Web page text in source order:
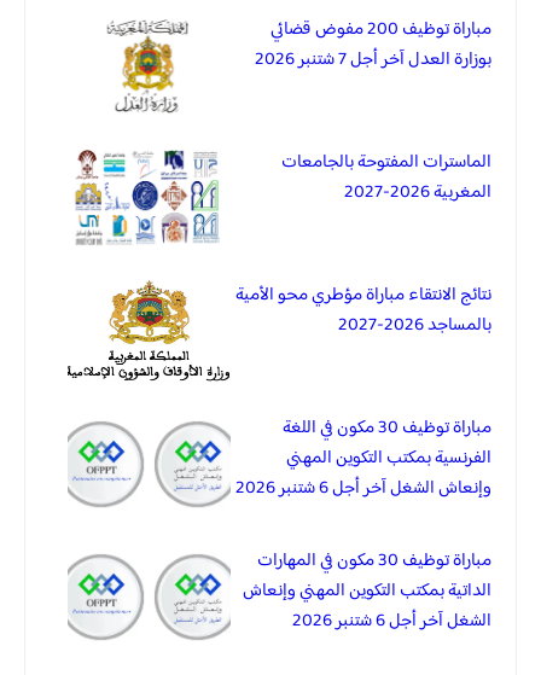
مباراة توظيف 200 مفوض قضائي
بوزارة العدل آخر أجل 7 شتنبر 2026
الماسترات المفتوحة بالجامعات
المغربية 2026-2027
نتائج الانتقاء مباراة مؤطري محو الأمية
بالمساجد 2026-2027
مباراة توظيف 30 مكون في اللغة
الفرنسية بمكتب التكوين المهني
وإنعاش الشغل آخر أجل 6 شتنبر 2026
مباراة توظيف 30 مكون في المهارات
الداتية بمكتب التكوين المهني وإنعاش
الشغل آخر أجل 6 شتنبر 2026